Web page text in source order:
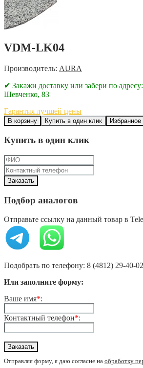
VDM-LK04
Производитель: AURA
✔ Закажи доставку или забери по
Шевченко, 83
Гарантия лучшей цены
В корзину Купить в один клик Избранное
Купить в один клик
Подбор аналогов
Отправьте ссылку на данный товар в
Подобрать по телефону: 8 (4812) 29-40-02
Или заполните форму:
Ваше имя*:
Контактный телефон*:
Отправляя форму, я даю согласие на обработку